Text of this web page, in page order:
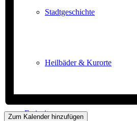
Stadtgeschichte
Heilbäder & Kurorte
Freizeit
Zum Kalender hinzufügen